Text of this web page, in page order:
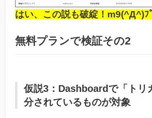
はい、この説も破綻！m9(^Д^)ﾌ
無料プランで検証その2
仮説3：Dashboardで「トリ
分されているものが対象